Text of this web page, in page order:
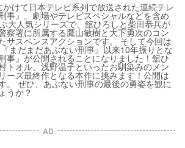
けて日本テレビ系列で放送された連続テレ
事』。劇場やテレビスペシャルなどを含め
大人気シリーズで、舘ひろしと柴田恭兵が
察署に所属する鷹山敏樹と大下勇次のコン
サスペンスアクションです。 そして今回は
まだまだあぶない刑事』以来10年振りとな
事』が公開されることになりました！舘ひ
トオル、浅野温子といったお馴染みのメン
ーズ最終作となる本作に挑みます！公開は
。 ぜひ、あぶない刑事の最後の勇姿を観に
うか？
AD